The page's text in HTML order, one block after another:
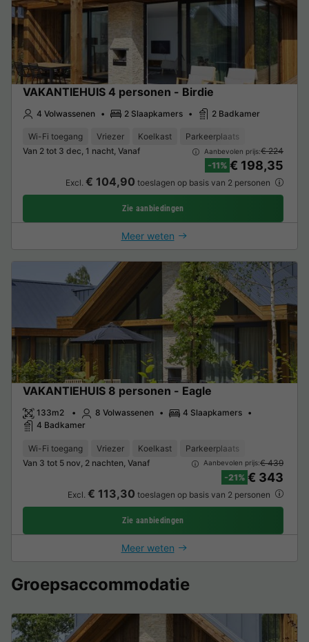
VAKANTIEHUIS 4 personen - Birdie
4 Volwassenen 2 Slaapkamers 2 Badkamer
Wi-Fi toegang Vriezer Koelkast
Parkeerplaats
Van 2 tot 3 dec, 1 nacht, Vanaf
Aanbevolen prijs:€ 224
-11% € 198,35
Excl. € 104,90 toeslagen op basis van 2 personen
Zie aanbiedingen
Meer weten
VAKANTIEHUIS 8 personen - Eagle
133m2 8 Volwassenen
4 Slaapkamers
4 Badkamer
Wi-Fi toegang Vriezer Koelkast
Parkeerplaats
Van 3 tot 5 nov, 2 nachten, Vanaf
Aanbevolen prijs:€ 439
-21% € 343
Excl. € 113,30 toeslagen op basis van 2 personen
Zie aanbiedingen
Meer weten
Groepsaccommodatie